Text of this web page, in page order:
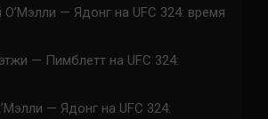
О’Мэлли — Ядонг на UFC 324: время
— Пимблетт на UFC 324:
— Ядонг на UFC 324: